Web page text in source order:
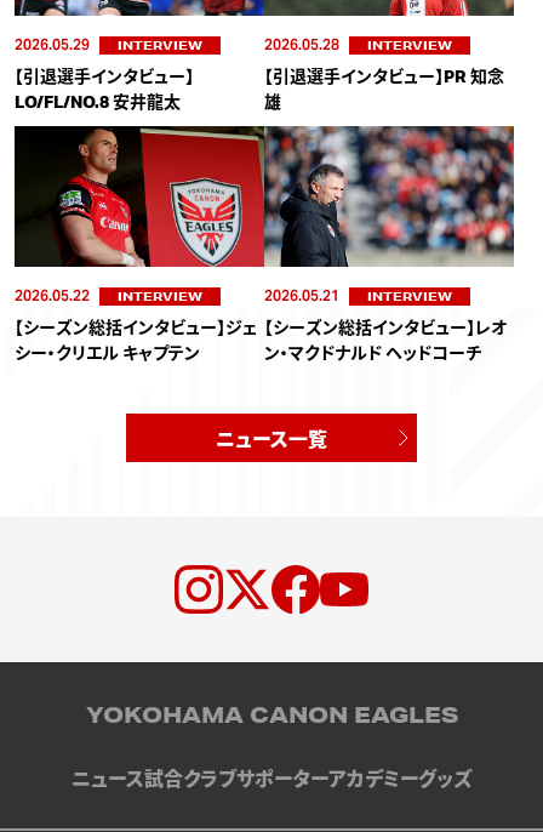
2026.05.29 INTERVIEW
【引退選手インタビュー】
LO/FL/NO.8 安井龍太
2026.05.28 INTERVIEW
【引退選手インタビュー】PR 知念
雄
2026.05.22 INTERVIEW
【シーズン総括インタビュー】ジェ
シー・クリエル キャプテン
2026.05.21 INTERVIEW
【シーズン総括インタビュー】レオ
ン・マクドナルド ヘッドコーチ
ニュース一覧
YOKOHAMA CANON EAGLES
ニュース試合クラブサポーターアカデミーグッズ